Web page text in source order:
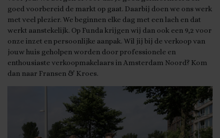
goed voorbereid de markt op gaat. Daarbij doen we ons werk
met veel plezier. We beginnen elke dag met een lach en dat
werkt aanstekelijk. Op Funda krijgen wij dan ook een 9,2 voor
onze inzet en persoonlijke aanpak. Wil jij bij de verkoop van
jouw huis geholpen worden door professionele en
enthousiaste verkoopmakelaars in Amsterdam Noord? Kom
dan naar Fransen & Kroes.